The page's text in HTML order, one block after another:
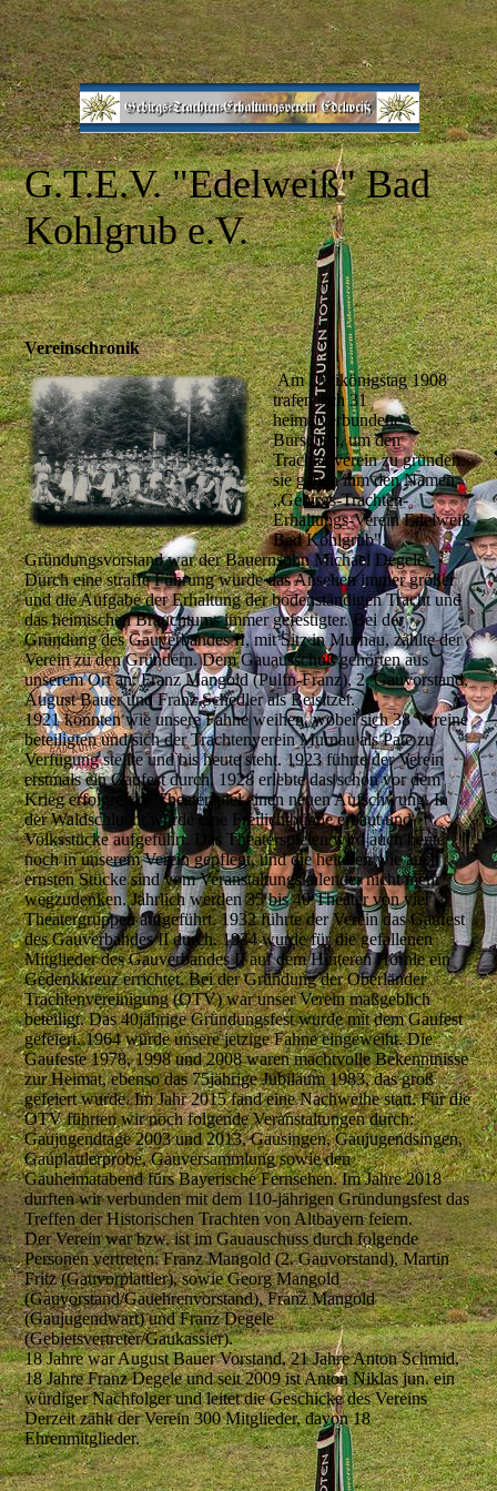
G.T.E.V."Edelweiß" Bad
Kohlgrub e.V.
Vereinschronik
Am Dreikönigstag 1908
trafen sich 31
heimatverbundene
Burschen, um den
Trachtenverein zu gründen.
sie gaben ihm den Namen
„Gebirgs-Trachten-
Erhaltungs-Verein Edelweiß
Bad Kohlgrub".
Gründungsvorstand war der Bauernsohn Michael Degele.
Durch eine straffe Führung wurde das Ansehen immer größer
und die Aufgabe der Erhaltung der bodenständigen Tracht und
das heimischen Brauchtums immer gefestigter. Bei der
Gründung des Gauverbandes II, mit Sitz in Murnau, zählte der
Verein zu den Gründern. Dem Gauausschuß gehörten aus
unserem Ort an: Franz Mangold (Pulfn-Franz), 2. Gauvorstand,
August Bauer und Franz Schedler als Beisitzer.
1921 konnten wie unsere Fahne weihen, wobei sich 38 Vereine
beteiligten und sich der Trachtenverein Murnau als Pate zu
Verfügung stellte und bis heute steht. 1923 führte der Verein
erstmals ein Gaufest durch. 1928 erlebte das schon vor dem
Krieg erfolgreiche Theaterspiel einen neuen Aufschwung. In
der Waldschlucht wurde eine Freilichtbühne erbaut und
Volksstücke aufgeführt. Das Theaterspielen wird auch heute
noch in unserem Verein gepflegt, und die heiteren wie auch
ernsten Stücke sind vom Veranstaltungskalender nicht mehr
wegzudenken. Jährlich werden 35 bis 40 Theater von vier
Theatergruppen aufgeführt. 1932 führte der Verein das Gaufest
des Gauverbandes II durch. 1934 wurde für die gefallenen
Mitglieder des Gauverbandes II auf dem Hinteren Hörnle ein
Gedenkkreuz errichtet. Bei der Gründung der Oberländer
Trachtenvereinigung (OTV) war unser Verein maßgeblich
beteiligt. Das 40jährige Gründungsfest wurde mit dem Gaufest
gefeiert. 1964 wurde unsere jetzige Fahne eingeweiht. Die
Gaufeste 1978, 1998 und 2008 waren machtvolle Bekenntnisse
zur Heimat, ebenso das 75jährige Jubiläum 1983, das groß
gefeiert wurde. Im Jahr 2015 fand eine Nachweihe statt. Für die
OTV führten wir noch folgende Veranstaltungen durch:
Gaujugendtage 2003 und 2013, Gausingen, Gaujugendsingen,
Gauplattlerprobe, Gauversammlung sowie den
Gauheimatabend fürs Bayerische Fernsehen. Im Jahre 2018
durften wir verbunden mit dem 110-jährigen Gründungsfest das
Treffen der Historischen Trachten von Altbayern feiern.
Der Verein war bzw. ist im Gauauschuss durch folgende
Personen vertreten: Franz Mangold (2. Gauvorstand), Martin
Fritz (Gauvorplattler), sowie Georg Mangold
(Gauvorstand/Gauehrenvorstand), Franz Mangold
(Gaujugendwart) und Franz Degele
(Gebietsvertreter/Gaukassier).
18 Jahre war August Bauer Vorstand, 21 Jahre Anton Schmid,
18 Jahre Franz Degele und seit 2009 ist Anton Niklas jun. ein
würdiger Nachfolger und leitet die Geschicke des Vereins
Derzeit zählt der Verein 300 Mitglieder, davon 18
Ehrenmitglieder.